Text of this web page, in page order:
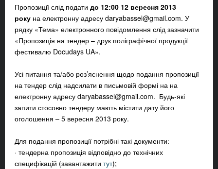
Пропозиції слід подати до 12:00 12 вересня 2013
року на електронну адресу daryabassel@gmail.com. У
рядку «Тема» електронного повідомлення слід зазначити
«Пропозиція на тендер – друк поліграфічної продукції
фестивалю Docudays UA».
Усі питання та/або роз’яснення щодо подання пропозиції
на тендер слід надсилати в письмовій формі на на
електронну адресу daryabassel@gmail.com. Будь-які
запити стосовно тендеру мають містити дату його
оголошення – 5 вересня 2013 року.
Для подання пропозиції потрібні такі документи:
· тендерна пропозиція відповідно до технічних
специфікацій (завантажити тут);